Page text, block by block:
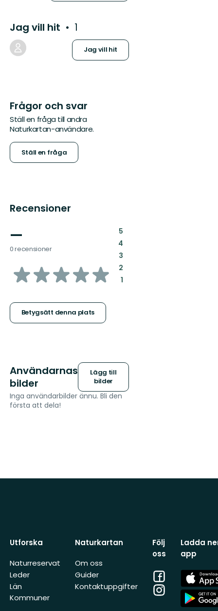
Jag vill hit 1
Jag vill hit
Frågor och svar
Ställ en fråga till andra
Naturkartan-användare.
Ställ en fråga
Recensioner
—
0 recensioner
av
stjärnor
Betygsätt denna plats
5:
4:
3:
2:
1:
Användarnas
bilder
Lägg till
bilder
Inga användarbilder ännu. Bli den
första att dela!
Utforska
Naturreservat
Leder
Län
Kommuner
Naturkartan
Om oss
Guider
Kontaktuppgifter
Följ
oss
Facebook
Instagram
Ladda
app
App
Store
App
Store